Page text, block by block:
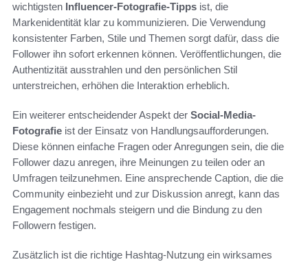
wichtigsten Influencer-Fotografie-Tipps ist, die
Markenidentität klar zu kommunizieren. Die Verwendung
konsistenter Farben, Stile und Themen sorgt dafür, dass die
Follower ihn sofort erkennen können. Veröffentlichungen, die
Authentizität ausstrahlen und den persönlichen Stil
unterstreichen, erhöhen die Interaktion erheblich.
Ein weiterer entscheidender Aspekt der Social-Media-
Fotografie ist der Einsatz von Handlungsaufforderungen.
Diese können einfache Fragen oder Anregungen sein, die die
Follower dazu anregen, ihre Meinungen zu teilen oder an
Umfragen teilzunehmen. Eine ansprechende Caption, die die
Community einbezieht und zur Diskussion anregt, kann das
Engagement nochmals steigern und die Bindung zu den
Followern festigen.
Zusätzlich ist die richtige Hashtag-Nutzung ein wirksames